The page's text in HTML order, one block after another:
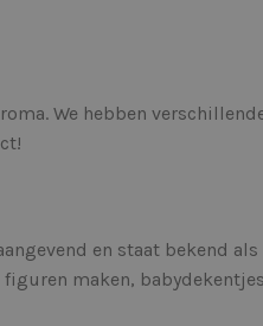
We hebben
en staat bekend als
maken,